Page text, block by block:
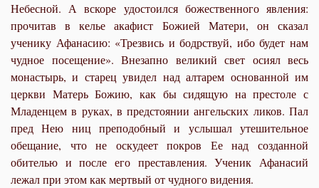
Небесной. А вскоре удостоился божественного явления:
прочитав в келье акафист Божией Матери, он сказал
ученику Афанасию: «Трезвись и бодрствуй, ибо будет нам
чудное посещение». Внезапно великий свет осиял весь
монастырь, и старец увидел над алтарем основанной им
церкви Матерь Божию, как бы сидящую на престоле с
Младенцем в руках, в предстоянии ангельских ликов. Пал
пред Нею ниц преподобный и услышал утешительное
обещание, что не оскудеет покров Ее над созданной
обителью и после его преставления. Ученик Афанасий
лежал при этом как мертвый от чудного видения.